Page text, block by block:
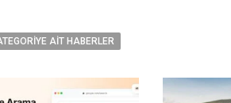
AIT HABERLER